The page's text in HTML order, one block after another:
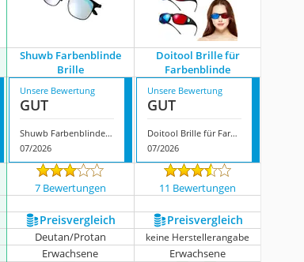
Shuwb Farbenblinde
Brille
Doitool Brille für
Farbenblinde
Unsere Bewertung
GUT
Shuwb Farbenblinde Brille
07/2026
Unsere Bewertung
GUT
Doitool Brille für Farbenblinde
07/2026
7 Bewertungen
11 Bewertungen
Preis­vergleich Preis­vergleich
Deutan/Protan keine Herstellerangabe
Erwachsene
Erwachsene